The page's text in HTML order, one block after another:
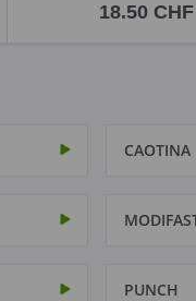
18.50 CHF
CAOTINA
PUNCH